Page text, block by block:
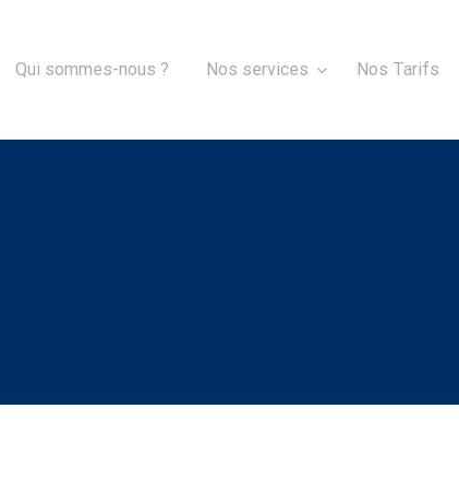
Qui sommes-nous ? Nos services Nos Tarifs